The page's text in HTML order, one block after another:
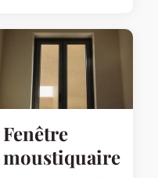
Fenêtre
moustiquaire